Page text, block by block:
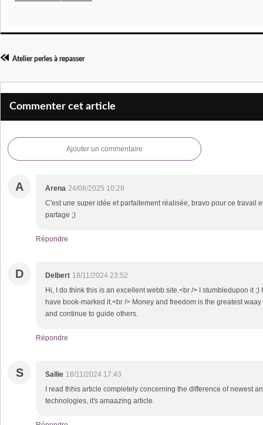
Atelier perles à repasser
Commenter cet article
Ajouter un commentaire
A Arena 24/08/2025 10:28
C'est une super idée et parfaitement réalisée, bravo pour ce travail
partage ;)
Répondre
D Delbert 18/11/2024 23:52
Hi, I do think this is an excellent webb site.<br /> I stumbledupon it
have book-marked it.<br /> Money and freedom is the greatest
and continue to guide others.
Répondre
S Sallie 18/11/2024 17:43
I read thhis article completely concerning the difference of newest
technologies, it's amaazing article.